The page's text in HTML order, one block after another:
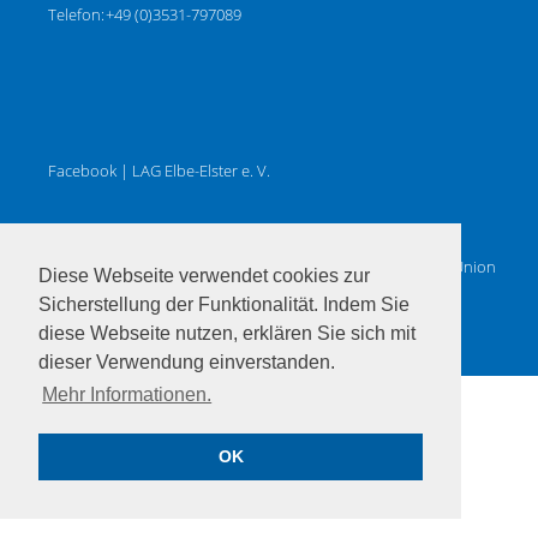
Diese Webseite verwendet cookies zur
Sicherstellung der Funktionalität. Indem Sie
diese Webseite nutzen, erklären Sie sich mit
dieser Verwendung einverstanden.
Mehr Informationen.
OK
Telefon:+49 (0)3531-797089
Facebook | LAG Elbe-Elster e. V.
Gefördert durch das Land Brandenburg, die Europäische Union
und LEADER.